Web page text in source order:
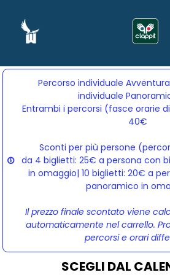
Percorso individuale
individuale
Entrambi i percorsi (fasce orarie
40€
Sconti per più persone
da 4 biglietti: 25€ a persona con
in omaggio| 10 biglietti: 20€ a
panoramico in
Il prezzo finale scontato viene
automaticamente nel carrello.
percorsi e orari
SCEGLI DAL